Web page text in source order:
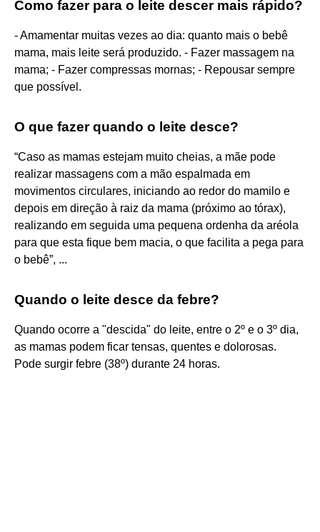
Como fazer para o leite descer mais rápido?
- Amamentar muitas vezes ao dia: quanto mais o bebê
mama, mais leite será produzido. - Fazer massagem na
mama; - Fazer compressas mornas; - Repousar sempre
que possível.
O que fazer quando o leite desce?
“Caso as mamas estejam muito cheias, a mãe pode
realizar massagens com a mão espalmada em
movimentos circulares, iniciando ao redor do mamilo e
depois em direção à raiz da mama (próximo ao tórax),
realizando em seguida uma pequena ordenha da aréola
para que esta fique bem macia, o que facilita a pega para
o bebê”, ...
Quando o leite desce da febre?
Quando ocorre a "descida" do leite, entre o 2º e o 3º dia,
as mamas podem ficar tensas, quentes e dolorosas.
Pode surgir febre (38º) durante 24 horas.